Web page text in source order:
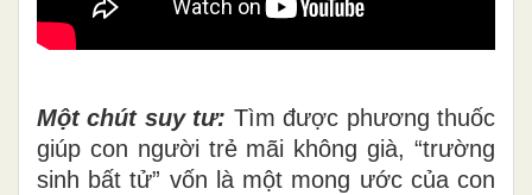
Một chút suy tư: Tìm được phương thuốc
giúp con người trẻ mãi không già, “trường
sinh bất tử” vốn là một mong ước của con